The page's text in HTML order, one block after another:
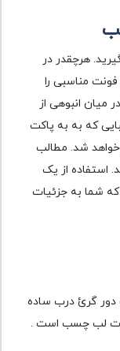
هرچقدر در
مناسبی را
میان انبوهی از
که به به پاکت
شد. مطالب
استفاده از یک
شما به جزئیات
دور گرئ درب ساده